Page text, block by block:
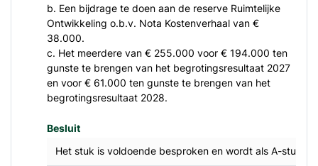
b. Een bijdrage te doen aan de reserve Ruimtelijke
Ontwikkeling o.b.v. Nota Kostenverhaal van €
38.000.
c. Het meerdere van € 255.000 voor € 194.000 ten
gunste te brengen van het begrotingsresultaat 2027
en voor € 61.000 ten gunste te brengen van het
begrotingsresultaat 2028.
Besluit
Het stuk is voldoende besproken en wordt als A-stuk